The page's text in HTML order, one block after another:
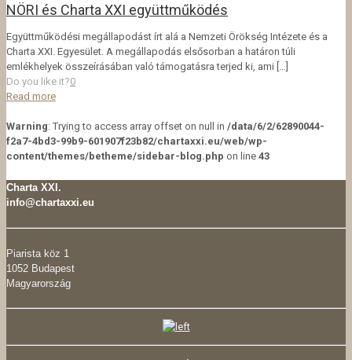
NÖRI és Charta XXI együttműködés
Együttműködési megállapodást írt alá a Nemzeti Örökség Intézete és a
Charta XXI. Egyesület. A megállapodás elsősorban a határon túli
emlékhelyek összeírásában való támogatásra terjed ki, ami […]
Do you like it?0
Read more
Warning: Trying to access array offset on null in /data/6/2/62890044-
f2a7-4bd3-99b9-601907f23b82/chartaxxi.eu/web/wp-
content/themes/betheme/sidebar-blog.php on line 43
Charta XXI.
info@chartaxxi.eu
Piarista köz 1
1052 Budapest
Magyarország